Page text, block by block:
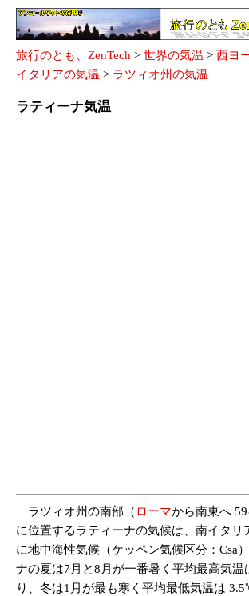
旅行のとも、ZenTech > 世界の気温 > 西ヨ
イタリアの気温 > ラツィオ州の気温
ラティーナ気温
ラツィオ州の南部（ ローマから南東へ 59
に位置するラティーナの気候は、南イタリ
に地中海性気候（ケッペン気候区分：Csa
ナの夏は7月と8月が一番暑く平均最高気
り、冬は1月が最も寒く平均最低気温は